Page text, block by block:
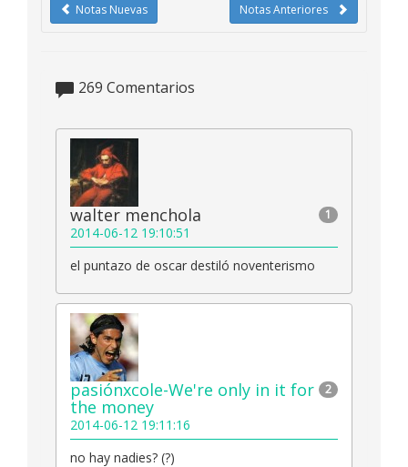
Notas Anteriores
Notas Nuevas
269 Comentarios
1
walter menchola
2014-06-12 19:10:51
el puntazo de oscar destiló noventerismo
2
pasiónxcole-We're only in it for
the money
2014-06-12 19:11:16
no hay nadies? (?)